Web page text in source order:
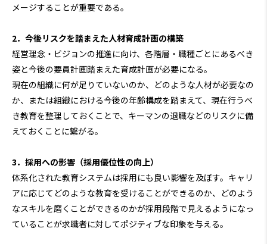
メージすることが重要である。
2．今後リスクを踏まえた人材育成計画の構築
経営理念・ビジョンの推進に向け、各階層・職種ごとにあるべき
姿と今後の要員計画踏まえた育成計画が必要になる。
現在の組織に何が足りていないのか、どのような人材が必要なの
か、または組織における今後の年齢構成を踏まえて、現在行うべ
き教育を整理しておくことで、キーマンの退職などのリスクに備
えておくことに繋がる。
3．採用への影響（採用優位性の向上）
体系化された教育システムは採用にも良い影響を及ぼす。キャリ
アに応じてどのような教育を受けることができるのか、どのよう
なスキルを磨くことができるのかが採用段階で見えるようになっ
ていることが求職者に対してポジティブな印象を与える。